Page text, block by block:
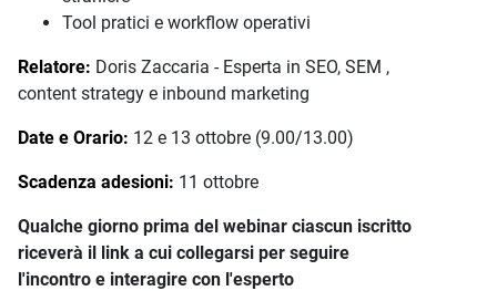
Tool pratici e workflow operativi
Relatore: Doris Zaccaria - Esperta in SEO, SEM ,
content strategy e inbound marketing
Date e Orario: 12 e 13 ottobre (9.00/13.00)
Scadenza adesioni: 11 ottobre
Qualche giorno prima del webinar ciascun iscritto
riceverà il link a cui collegarsi per seguire
l'incontro e interagire con l'esperto